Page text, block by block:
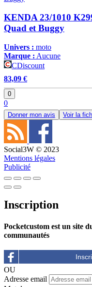
KENDA 23/1010
Quad et Buggy
Univers : moto
Marque : Aucune
CDiscount
83,09 €
0
0
Donner mon avis Voir la
Social3W © 2023
Mentions légales
Publicité
Inscription
Pocketcustom est un site
communautés
OU
Adresse email